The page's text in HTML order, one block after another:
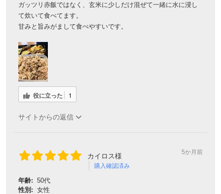
ガッツリ赤飯ではなく、玄米に少しだけ混ぜて一緒に水に浸し
て炊いて食べてます。
甘みと旨みがまして食べやすいです。
役に立った 1
サイトからの返信
カイロス様
購入確認済み
5か月前
年齢: 50代
性別: 女性